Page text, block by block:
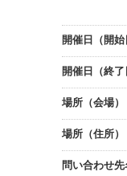
開催日（開始
開催日（終了
場所（会場）
場所（住所）
問い合わせ先